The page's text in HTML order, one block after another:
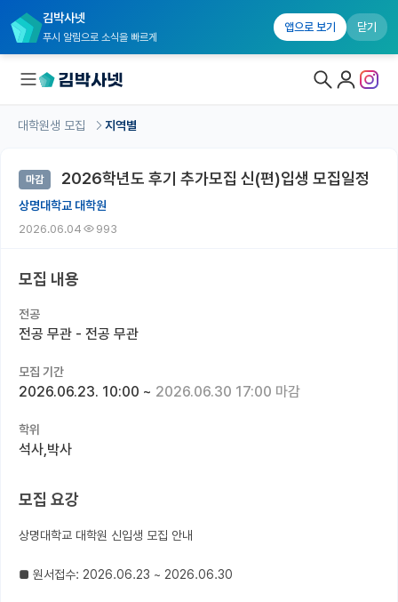
김박사넷
푸시 알림으로 소식을 빠르게
앱으로 보기 닫기
대학원생 모집 홈
전공별 모집 정보
지역별 모집 정보
국내대학원 정보
연구실&오픈랩
커뮤니티
유학교육
이벤트
반도체 아카데미
대학원생 모집 지역별
마감 2026학년도 후기 추가모집 신(편)입생 모집일정
상명대학교 대학원
2026.06.04 993
모집 내용
전공
전공 무관 - 전공 무관
모집 기간
2026.06.23. 10:00 ~ 2026.06.30 17:00 마감
학위
석사,박사
모집 요강
상명대학교 대학원 신입생 모집 안내
■ 원서접수: 2026.06.23 ~ 2026.06.30